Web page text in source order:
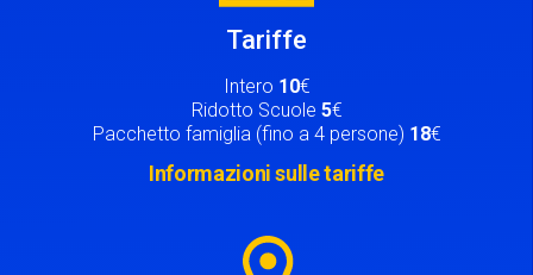
Tariffe
Intero 10€
Ridotto Scuole 5€
Pacchetto famiglia (fino a 4 persone) 18€
Informazioni sulle tariffe